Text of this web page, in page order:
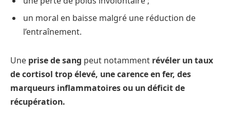
un moral en baisse malgré une réduction de
l’entraînement.
Une prise de sang peut notamment révéler un taux
de cortisol trop élevé, une carence en fer, des
marqueurs inflammatoires ou un déficit de
récupération.